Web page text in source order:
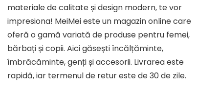
materiale de calitate și design modern, te vor
impresiona! MeiMei este un magazin online care
oferă o gamă variată de produse pentru femei,
bărbați și copii. Aici găsești încălțăminte,
îmbrăcăminte, genți și accesorii. Livrarea este
rapidă, iar termenul de retur este de 30 de zile.